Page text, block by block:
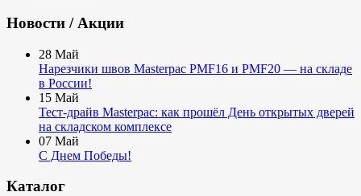
Новости / Акции
28 Май
Нарезчики швов Masterpac PMF16 и PMF20 — на складе
в России!
15 Май
Тест-драйв Masterpac: как прошёл День открытых дверей
на складском комплексе
07 Май
С Днем Победы!
Каталог